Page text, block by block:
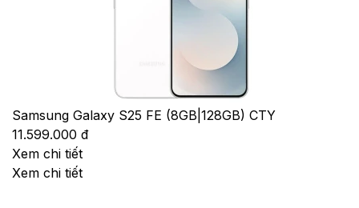
Samsung Galaxy S25 FE (8GB|128GB) CTY
11.599.000 đ
Xem chi tiết
Xem chi tiết